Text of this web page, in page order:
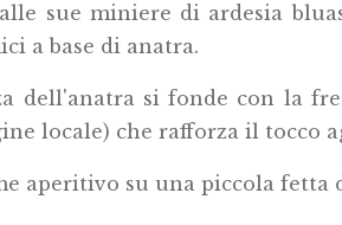
sue miniere di ardesia
a base di anatra.
dell'anatra si fonde con la
locale) che rafforza il tocco
aperitivo su una piccola fetta